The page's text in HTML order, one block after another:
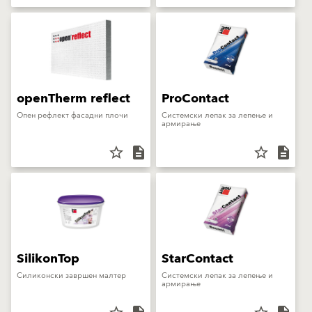
openTherm reflect
Опен рефлект фасадни плочи
star_border description
ProContact
Системски лепак за лепење и
армирање
star_border description
SilikonTop
Силиконски завршен малтер
StarContact
Системски лепак за лепење и
армирање